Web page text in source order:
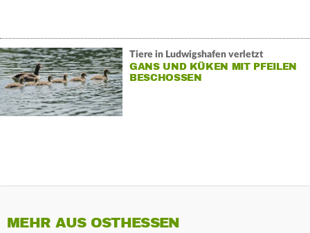
Tiere in Ludwigshafen verletzt
GANS UND KÜKEN MIT PFEILEN
BESCHOSSEN
MEHR AUS OSTHESSEN